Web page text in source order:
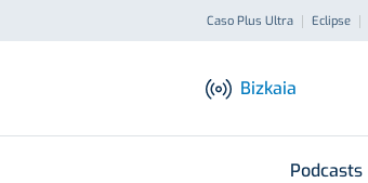
Caso Plus Ultra Eclipse
Bizkaia
Podcasts